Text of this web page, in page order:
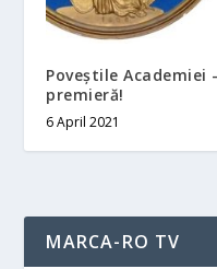
Poveștile Academiei
premieră!
6 April 2021
MARCA-RO TV